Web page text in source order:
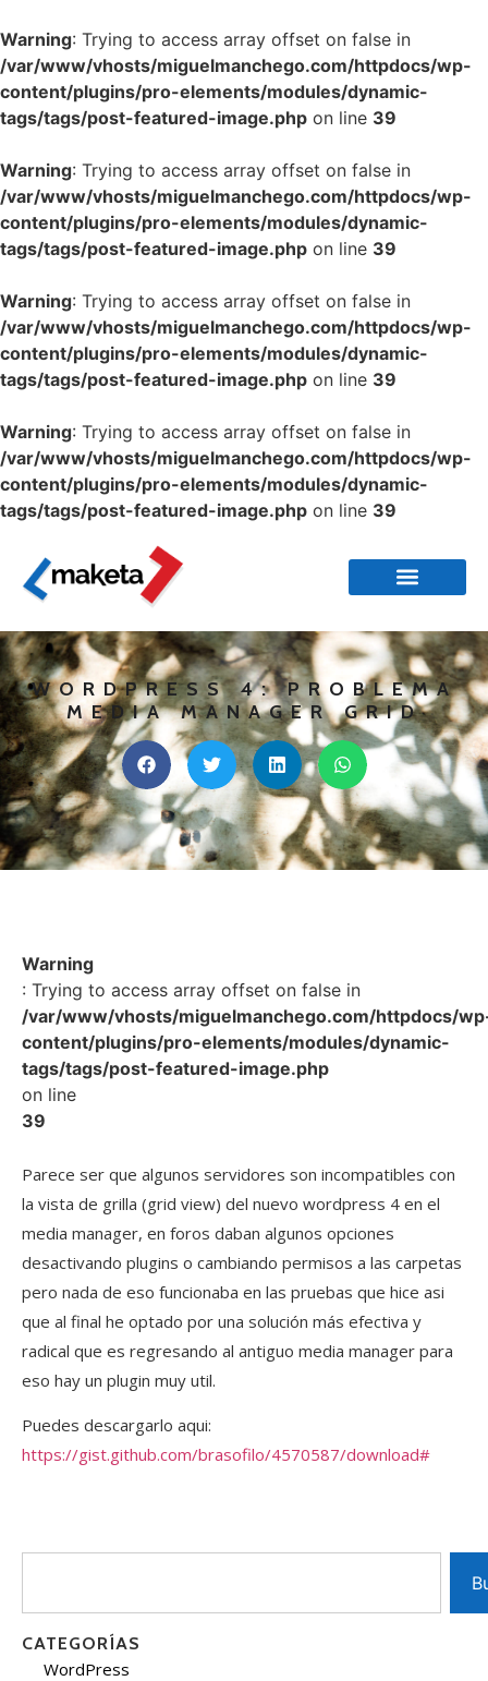
Warning: Trying to access array offset on false in
/var/www/vhosts/miguelmanchego.com/httpdocs/wp-
content/plugins/pro-elements/modules/dynamic-
tags/tags/post-featured-image.php on line 39
Warning: Trying to access array offset on false in
/var/www/vhosts/miguelmanchego.com/httpdocs/wp-
content/plugins/pro-elements/modules/dynamic-
tags/tags/post-featured-image.php on line 39
Warning: Trying to access array offset on false in
/var/www/vhosts/miguelmanchego.com/httpdocs/wp-
content/plugins/pro-elements/modules/dynamic-
tags/tags/post-featured-image.php on line 39
Warning: Trying to access array offset on false in
/var/www/vhosts/miguelmanchego.com/httpdocs/wp-
content/plugins/pro-elements/modules/dynamic-
tags/tags/post-featured-image.php on line 39
WORDPRESS 4: PROBLEMA
MEDIA MANAGER GRID
Warning
: Trying to access array offset on false in
/var/www/vhosts/miguelmanchego.com/httpdocs/
content/plugins/pro-elements/modules/dynamic-
tags/tags/post-featured-image.php
on line
39
Parece ser que algunos servidores son incompatibles con
la vista de grilla (grid view) del nuevo wordpress 4 en el
media manager, en foros daban algunos opciones
desactivando plugins o cambiando permisos a las carpetas
pero nada de eso funcionaba en las pruebas que hice asi
que al final he optado por una solución más efectiva y
radical que es regresando al antiguo media manager para
eso hay un plugin muy util.
Puedes descargarlo aqui:
https://gist.github.com/brasofilo/4570587/download#
CATEGORÍAS
WordPress